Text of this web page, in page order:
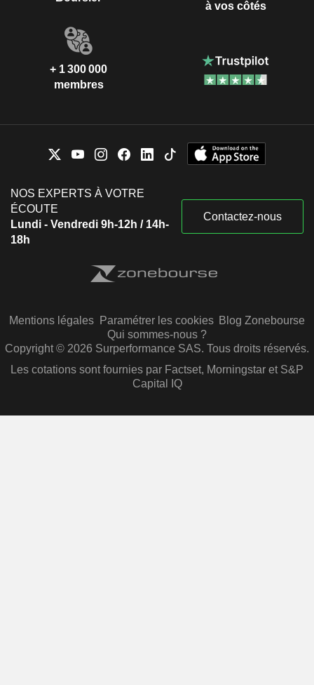
à vos côtés
+ 1 300 000
membres
NOS EXPERTS À VOTRE
ÉCOUTE
Lundi - Vendredi 9h-12h / 14h-
18h
Contactez-nous
Mentions légales Paramétrer les cookies Blog Zonebourse
Qui sommes-nous ?
Copyright © 2026 Surperformance SAS. Tous droits réservés.
Les cotations sont fournies par Factset, Morningstar et S&P
Capital IQ